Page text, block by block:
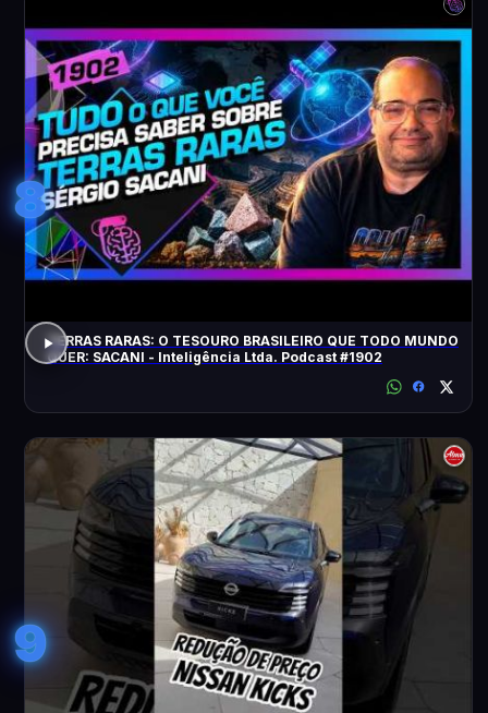
8
TERRAS RARAS: O TESOURO BRASILEIRO QUE TODO MUNDO
QUER: SACANI - Inteligência Ltda. Podcast #1902
9